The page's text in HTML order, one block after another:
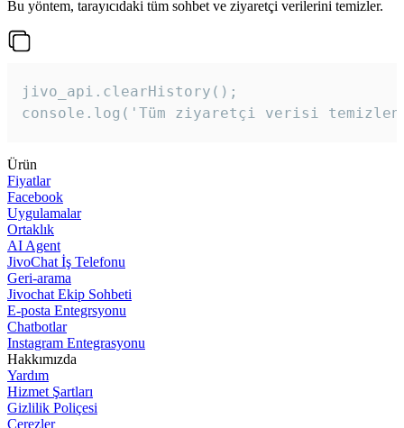
Bu yöntem, tarayıcıdaki tüm sohbet ve ziyaretçi verilerini temizler.
jivo_api.clearHistory();
console.log('Tüm ziyaretçi verisi
Ürün
Fiyatlar
Facebook
Uygulamalar
Ortaklık
AI Agent
JivoChat İş Telefonu
Geri-arama
Jivochat Ekip Sohbeti
E-posta Entegrsyonu
Chatbotlar
Instagram Entegrasyonu
Hakkımızda
Yardım
Hizmet Şartları
Gizlilik Poliçesi
Çerezler